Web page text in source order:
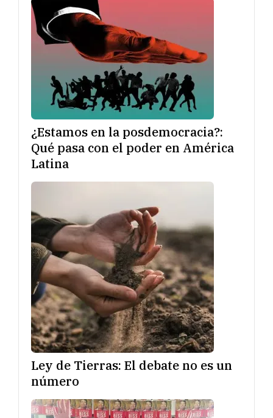
¿Estamos en la posdemocracia?:
Qué pasa con el poder en América
Latina
Ley de Tierras: El debate no es un
número